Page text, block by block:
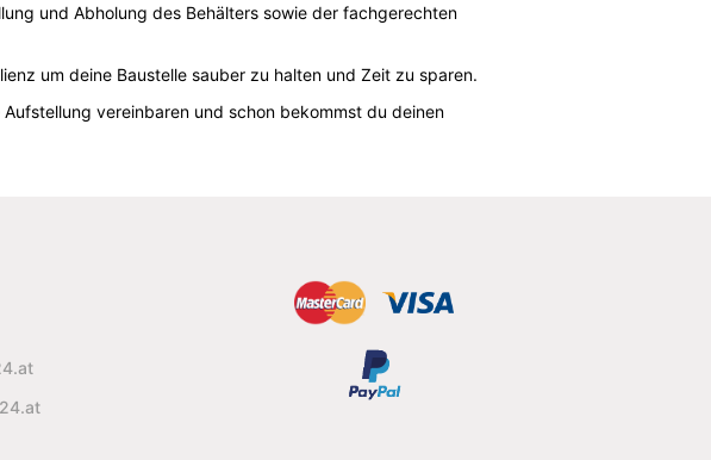
und Abholung des Behälters sowie der fachgerechten
um deine Baustelle sauber zu halten und Zeit zu sparen.
vereinbaren und schon bekommst du deinen